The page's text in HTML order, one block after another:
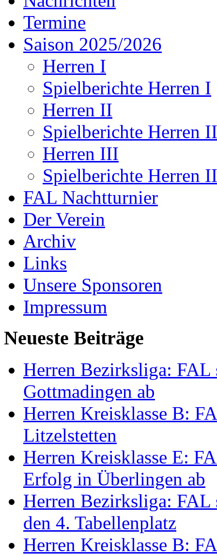
Termine
Saison 2025/2026
Herren I
Spielberichte Herren I
Herren II
Spielberichte Herren II
Herren III
Spielberichte Herren
FAL Nachtturnier
Der Verein
Archiv
Links
Unsere Sponsoren
Impressum
Neueste Beiträge
Herren Bezirksliga:
Gottmadingen ab
Herren Kreisklasse B:
Litzelstetten
Herren Kreisklasse E:
Erfolg in Überlingen ab
Herren Bezirksliga:
den 4. Tabellenplatz
Herren Kreisklasse B: